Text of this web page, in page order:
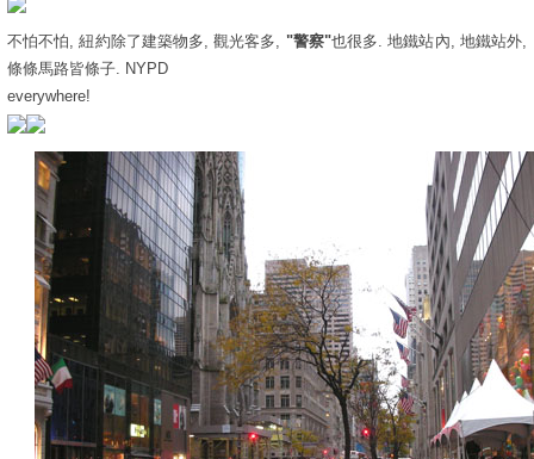
不怕不怕, 紐約除了建築物多, 觀光客多, "警察"也很多. 地鐵站內, 地鐵站外,
條條馬路皆條子. NYPD
everywhere!